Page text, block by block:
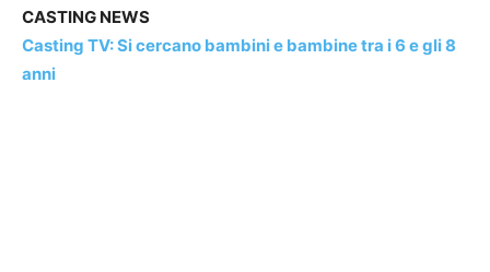
CASTING NEWS
Casting TV: Si cercano bambini e bambine tra i 6 e gli 8
anni